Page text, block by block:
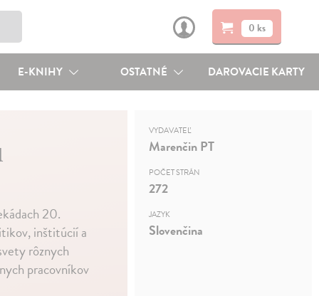
0 ks
E-KNIHY OSTATNÉ DAROVACIE KARTY
20.
inštitúcií a
rôznych
pracovníkov
VYDAVATEĽ
Marenčin PT
POČET STRÁN
272
JAZYK
Slovenčina